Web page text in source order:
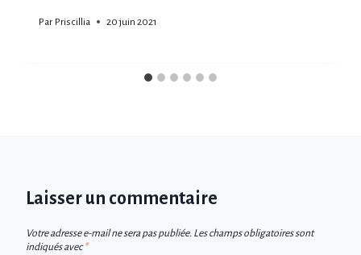
Par Priscillia 20 juin 2021
Laisser un commentaire
Votre adresse e-mail ne sera pas publiée. Les champs obligatoires sont
indiqués avec*